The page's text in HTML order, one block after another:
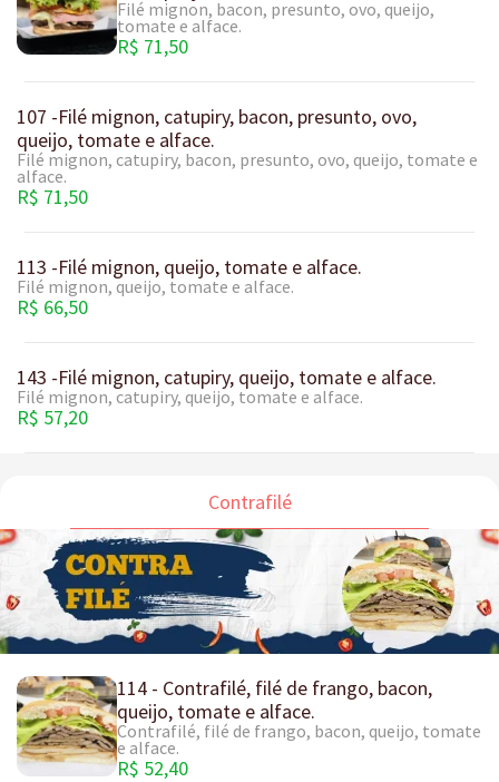
Filé mignon, bacon, presunto, ovo, queijo,
tomate e alface.
R$ 71,50
107 -Filé mignon, catupiry, bacon, presunto, ovo,
queijo, tomate e alface.
Filé mignon, catupiry, bacon, presunto, ovo, queijo, tomate e
alface.
R$ 71,50
113 -Filé mignon, queijo, tomate e alface.
Filé mignon, queijo, tomate e alface.
R$ 66,50
143 -Filé mignon, catupiry, queijo, tomate e alface.
Filé mignon, catupiry, queijo, tomate e alface.
R$ 57,20
Contrafilé
114 - Contrafilé, filé de frango, bacon,
queijo, tomate e alface.
Contrafilé, filé de frango, bacon, queijo, tomate
e alface.
R$ 52,40